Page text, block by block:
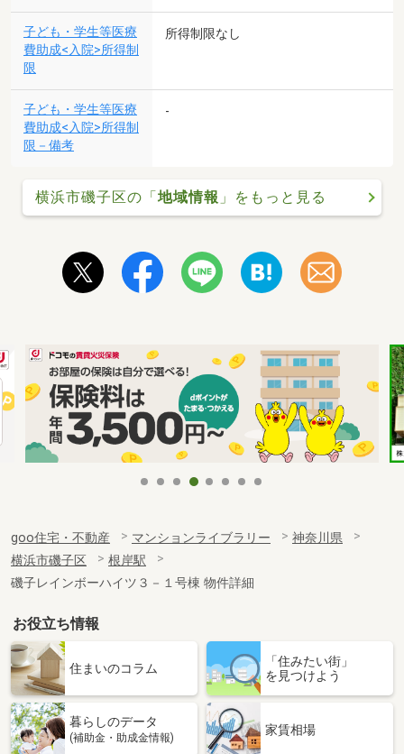
子ども・学生等医療
費助成<入院>所得制
限
所得制限なし
子ども・学生等医療
費助成<入院>所得制
限－備考
-
横浜市磯子区の「地域情報 」をもっと見る
goo住宅・不動産 マンションライブラリー
神奈川県
横浜市磯子区
根岸駅
磯子レインボーハイツ３－１号棟 物件詳細
お役立ち情報
住まいのコラム
「住みたい街」
を見つけよう
暮らしのデータ
(補助金・助成金情報)
家賃相場